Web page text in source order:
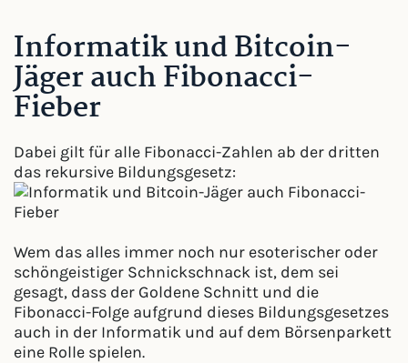
Informatik und Bitcoin-
Jäger auch Fibonacci-
Fieber
Dabei gilt für alle Fibonacci-Zahlen ab der dritten
das rekursive Bildungsgesetz:
Wem das alles immer noch nur esoterischer oder
schöngeistiger Schnickschnack ist, dem sei
gesagt, dass der Goldene Schnitt und die
Fibonacci-Folge aufgrund dieses Bildungsgesetzes
auch in der Informatik und auf dem Börsenparkett
eine Rolle spielen.